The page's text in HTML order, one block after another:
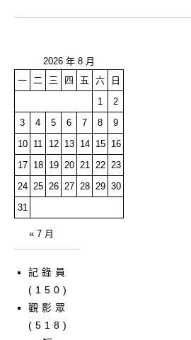
2026 年 8 月
一 二 三 四 五 六
日
1
2
3
4 5 6 7 8
9
10
11 12 13 14 15
16
17
18 19 20 21 22 23
24 25 26 27 28 29 30
31
« 7 月
記錄員
(150)
觀影眾
(518)